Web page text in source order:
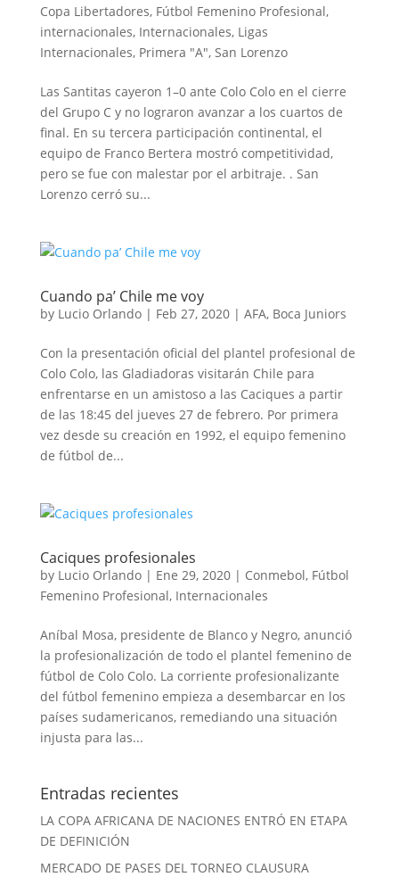
Copa Libertadores, Fútbol Femenino Profesional,
internacionales, Internacionales, Ligas
Internacionales, Primera "A", San Lorenzo
Las Santitas cayeron 1–0 ante Colo Colo en el cierre
del Grupo C y no lograron avanzar a los cuartos de
final. En su tercera participación continental, el
equipo de Franco Bertera mostró competitividad,
pero se fue con malestar por el arbitraje. . San
Lorenzo cerró su...
Cuando pa’ Chile me voy
by Lucio Orlando| Feb 27, 2020| AFA, Boca Juniors
Con la presentación oficial del plantel profesional de
Colo Colo, las Gladiadoras visitarán Chile para
enfrentarse en un amistoso a las Caciques a partir
de las 18:45 del jueves 27 de febrero. Por primera
vez desde su creación en 1992, el equipo femenino
de fútbol de...
Caciques profesionales
by Lucio Orlando| Ene 29, 2020| Conmebol, Fútbol
Femenino Profesional, Internacionales
Aníbal Mosa, presidente de Blanco y Negro, anunció
la profesionalización de todo el plantel femenino de
fútbol de Colo Colo. La corriente profesionalizante
del fútbol femenino empieza a desembarcar en los
países sudamericanos, remediando una situación
injusta para las...
Entradas recientes
LA COPA AFRICANA DE NACIONES ENTRÓ EN ETAPA
DE DEFINICIÓN
MERCADO DE PASES DEL TORNEO CLAUSURA